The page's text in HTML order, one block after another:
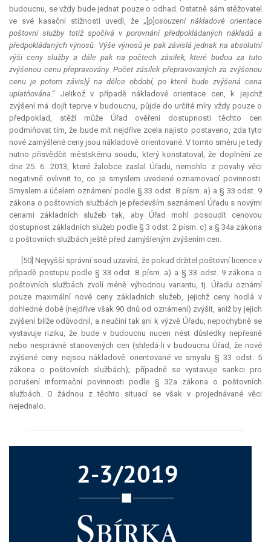
budoucnu, se vždy bude jednat pouze o odhad. Ostatně sám stěžovatel
ve své kasační stížnosti uvedl, že „[p] osouzení nákladové orientace
poštovní služby totiž spočívá v porovnání předpokládaných nákladů a
předpokládaných výnosů. Výše výnosů je pak závislá jednak na absolutní
výši ceny služby a dále pak na počtech zásilek, které budou za tuto
zvýšenou cenu přepravovány. Počet zásilek přepravovaných za zvýšenou
cenu je potom závislý na délce období, po které bude zvýšená cena
uplatňována.“ Jelikož v případě nákladové orientace cen, k jejichž
zvýšení má dojít teprve v budoucnu, půjde do určité míry vždy pouze o
předpoklad, stěží může Úřad ověření dostupnosti těchto cen
podmiňovat tím, že bude mít nejdříve zcela najisto postaveno, zda tyto
nové zamýšlené ceny jsou nákladově orientované. V tomto směru je tedy
nutno přisvědčit městskému soudu, který konstatoval, že doplnění ze
dne 25. 6. 2013, které žalobce zaslal Úřadu, nemohlo z povahy věci
negativně ovlivnit to, co je smyslem uvedené oznamovací povinnosti.
Smyslem a účelem oznámení podle § 33 odst. 8 písm. a) a § 33 odst. 9
zákona o poštovních službách je především seznámení Úřadu s novými
cenami základních služeb tak, aby Úřad mohl posoudit cenovou
dostupnost základních služeb podle § 3 odst. 2 písm. c) a § 34a zákona
o poštovních službách ještě před zamýšleným zvýšením cen.
[50] Nejvyšší správní soud uzavírá, že pokud držitel poštovní licence v
případě postupu podle § 33 odst. 8 písm. a) a § 33 odst. 9 zákona o
poštovních službách zvolí méně výhodnou variantu, tj. Úřadu oznámí
pouze maximální nové ceny základních služeb, jejichž ceny hodlá v
dohledné době (nejdříve však 90 dnů od oznámení) zvýšit, aniž by jejich
zvýšení blíže odůvodnil, a neučiní tak ani k výzvě Úřadu, nepochybně se
vystavuje riziku, že bude v budoucnu nucen nést důsledky nepřesně
nebo nesprávně stanovených cen (shledá-li v budoucnu Úřad, že nové
zvýšené ceny nejsou nákladově orientované ve smyslu § 33 odst. 5
zákona o poštovních službách); případně se vystavuje sankci pro
porušení informační povinnosti podle § 32a zákona o poštovních
službách. O žádnou z těchto situací se však v projednávané věci
nejednalo.